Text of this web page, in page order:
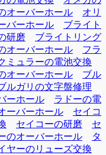
オーバーホール
オリ
バーホール
ブライト
研磨
ブライトリング
オーバーホール
フラ
ミュラーの電池交換
オーバーホール
ブル
ルガリの文字盤修理
ーホール
ラドーの電
ーバーホール
セイコ
セイコーの研磨
セ
のオーバーホール
タ
ヤーのリューズ交換